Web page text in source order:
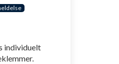
individuelt